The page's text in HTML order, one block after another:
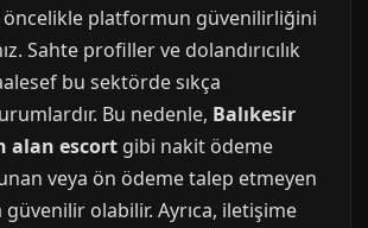
platformun güvenilirliğini
Sahte profiller ve dolandırıcılık
bu sektörde sıkça
Bu nedenle, Balıkesir
alan escort gibi nakit ödeme
veya ön ödeme talep etmeyen
olabilir. Ayrıca, iletişime